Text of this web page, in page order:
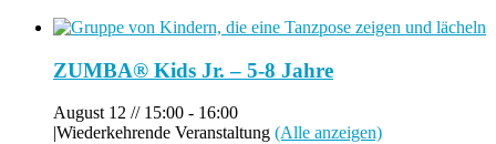
ZUMBA® Kids Jr. – 5-8 Jahre
August 12 // 15:00 - 16:00
|Wiederkehrende Veranstaltung (Alle anzeigen)